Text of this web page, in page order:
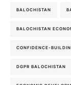
BALOCHISTAN
BALOCHISTAN
CONFIDENCE-
DGPR BALOCHISTAN